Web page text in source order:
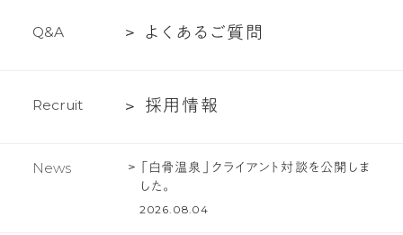
文
ロ
ク
Q&A
よ
る
よ く あ る ご質 問
Recruit
採 採用 情報
News
「白骨温泉」クライアント対談を公開しま
した。
2026.08.04